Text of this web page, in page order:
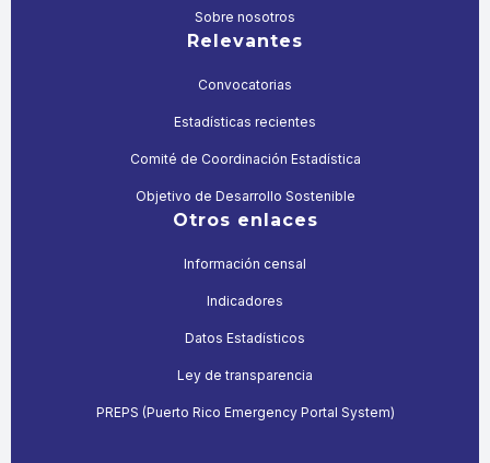
Sobre nosotros
Relevantes
Convocatorias
Estadísticas recientes
Comité de Coordinación Estadística
Objetivo de Desarrollo Sostenible
Otros enlaces
Información censal
Indicadores
Datos Estadísticos
Ley de transparencia
PREPS (Puerto Rico Emergency Portal System)